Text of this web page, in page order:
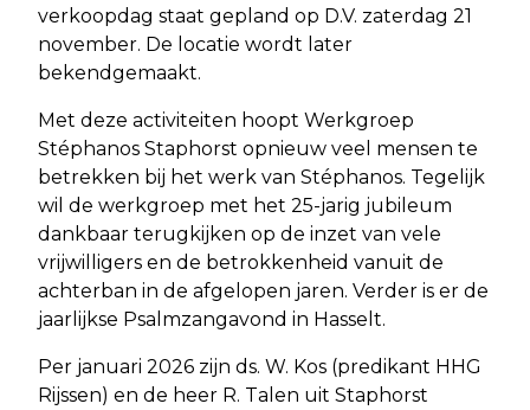
verkoopdag staat gepland op D.V. zaterdag 21
november. De locatie wordt later
bekendgemaakt.
Met deze activiteiten hoopt Werkgroep
Stéphanos Staphorst opnieuw veel mensen te
betrekken bij het werk van Stéphanos. Tegelijk
wil de werkgroep met het 25-jarig jubileum
dankbaar terugkijken op de inzet van vele
vrijwilligers en de betrokkenheid vanuit de
achterban in de afgelopen jaren. Verder is er de
jaarlijkse Psalmzangavond in Hasselt.
Per januari 2026 zijn ds. W. Kos (predikant HHG
Rijssen) en de heer R. Talen uit Staphorst